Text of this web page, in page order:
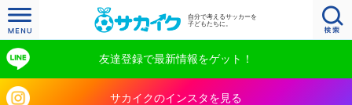
自分で考えるサッカーを
子どもたちに。
友達登録で最新情報をゲット！
サカイクのインスタを見る